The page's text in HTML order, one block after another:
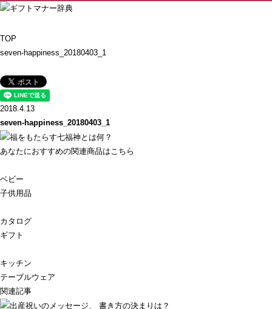
TOP
seven-happiness_20180403_1
2018.4.13
seven-happiness_20180403_1
あなたにおすすめの関連商品はこちら
ベビー
子供用品
カタログ
ギフト
キッチン
テーブルウェア
関連記事